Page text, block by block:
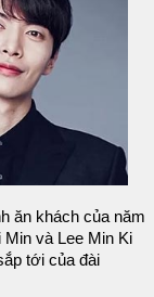
ăn khách của năm
Min và Lee Min Ki
tới của đài